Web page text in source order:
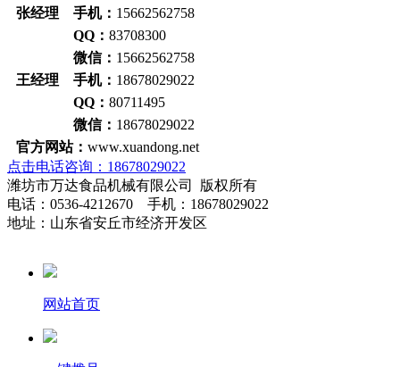
张经理 手机： 15662562758
QQ： 83708300
微信： 15662562758
王经理 手机： 18678029022
QQ： 80711495
微信： 18678029022
官方网站： www.xuandong.net
点击电话咨询：18678029022
潍坊市万达食品机械有限公司 版权所有
电话：0536-4212670 手机：18678029022
地址：山东省安丘市经济开发区
网站首页